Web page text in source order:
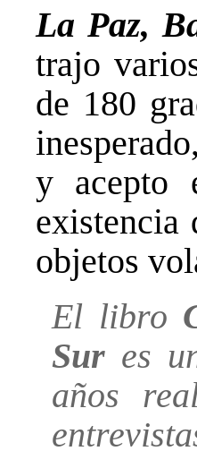
La Paz,
trajo
de 180
y acepto
existencia
objetos
El libro
Sur es
años